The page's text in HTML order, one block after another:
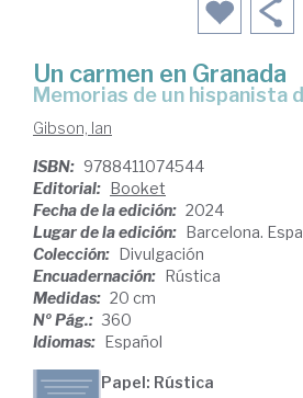
Un carmen en Granada
Memorias de un hispanista
Gibson, Ian
ISBN: 9788411074544
Editorial: Booket
Fecha de la edición: 2024
Lugar de la edición: Barcelona.
Colección: Divulgación
Encuadernación: Rústica
Medidas: 20 cm
Nº Pág.: 360
Idiomas: Español
Papel: Rústica